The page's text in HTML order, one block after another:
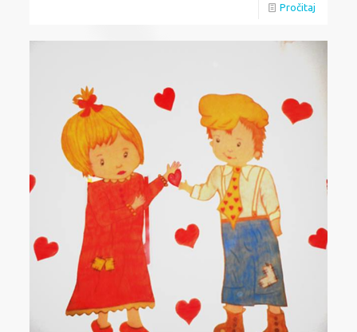
Pročitaj